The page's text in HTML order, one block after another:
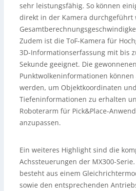
sehr leistungsfähig. So können
direkt in der Kamera durchgeführt
Zudem ist die ToF-Kamera für
3D-Informationserfassung mit bis
Sekunde geeignet. Die gewonnenen
Punktwolkeninformationen
werden, um Objektkoordinaten und
Tiefeninformationen zu erhalten
Roboterarm für Pick&Place-
anzupassen.
Ein weiteres Highlight sind die
Achssteuerungen der MX300-Serie.
besteht aus einem
sowie den entsprechenden